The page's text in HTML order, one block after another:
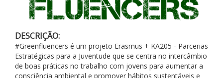
DESCRIÇÃO:
#Greenfluencers é um projeto Erasmus + KA205 - Parcerias
Estratégicas para a Juventude que se centra no intercâmbio
de boas práticas no trabalho com jovens para aumentar a
consciência ambiental e promover hábitos sustentáveis ​​e